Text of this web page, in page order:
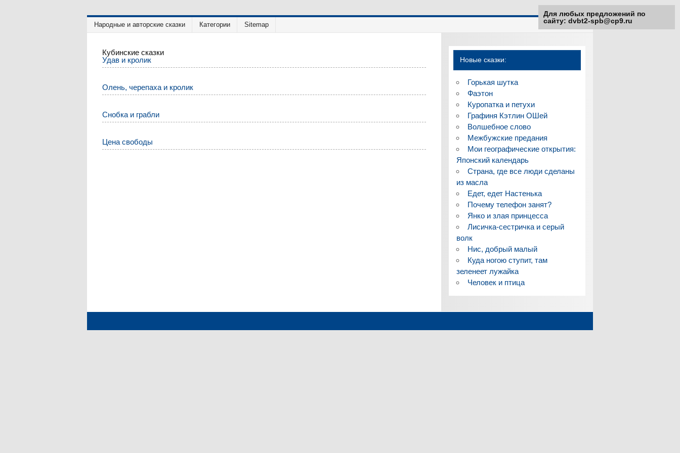
Народные и авторские сказки Категории Sitemap
Кубинские сказки
Удав и кролик
Олень, черепаха и кролик
Снобка и грабли
Цена свободы
Новые сказки:
Горькая шутка
Фаэтон
Куропатка и петухи
Графиня Кэтлин ОШей
Волшебное слово
Межбужские предания
Мои географические открытия:
Японский календарь
Страна, где все люди сделаны
из масла
Едет, едет Настенька
Почему телефон занят?
Янко и злая принцесса
Лисичка-сестричка и серый
волк
Нис, добрый малый
Куда ногою ступит, там
зеленеет лужайка
Человек и птица
Для любых предложений по
сайту: dvbt2-spb@cp9.ru